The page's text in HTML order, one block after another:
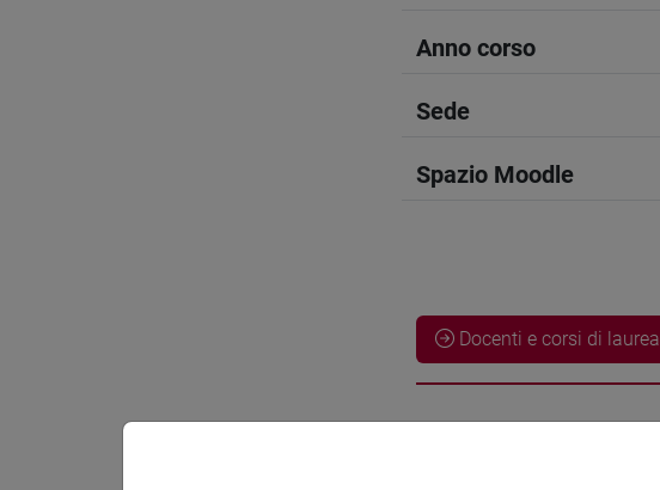
Anno corso
Sede
Spazio Moodle
Docenti e corsi di laurea
Docenti